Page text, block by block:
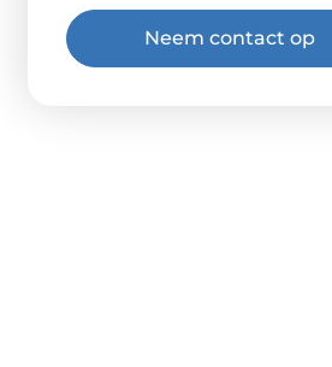
Neem contact op